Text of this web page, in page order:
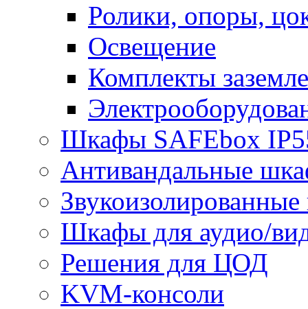
Ролики, опоры,
Освещение
Комплекты
Шкафы SAFEbox
Антивандальные
Шкафы для аудио/
Решения для ЦОД
KVM-консоли